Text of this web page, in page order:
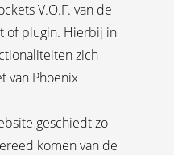
V.O.F. van de
of plugin. Hierbij in
zich
van Phoenix
geschiedt zo
komen van de